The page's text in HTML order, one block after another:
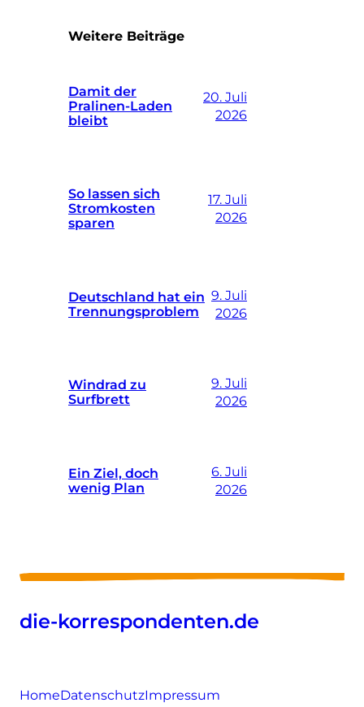
Weitere Beiträge
Damit der
Pralinen-Laden
bleibt
20. Juli
2026
So lassen sich
Stromkosten
sparen
17. Juli
2026
Deutschland hat ein
Trennungsproblem
9. Juli
2026
Windrad zu
Surfbrett
9. Juli
2026
Ein Ziel, doch
wenig Plan
6. Juli
2026
die-korrespondenten.de
HomeDatenschutzImpressum